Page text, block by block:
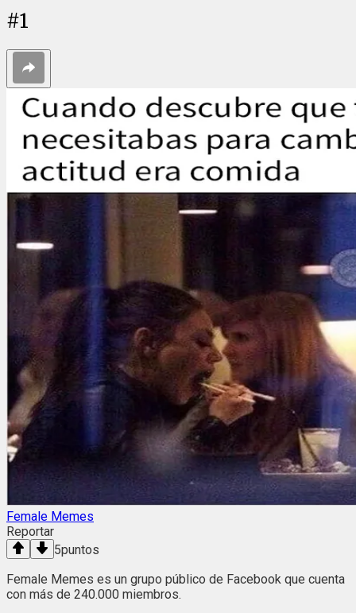
#1
Female Memes
Reportar
5puntos
Female Memes es un grupo público de Facebook que cuenta
con más de 240.000 miembros.